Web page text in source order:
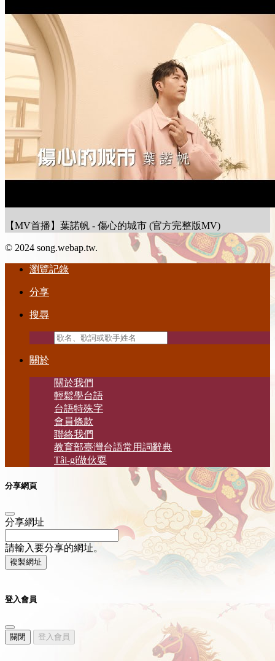
【MV首播】葉諾帆 - 傷心的城市 (官方完整版MV)
© 2024 song.webap.tw.
瀏覽記錄
分享
搜尋
關於
關於我們
輕鬆學台語
台語特殊字
會員條款
聯絡我們
教育部臺灣台語常用詞辭典
Tâi-gí做伙耍
分享網頁
分享網址
請輸入要分享的網址。
複製網址
登入會員
關閉 登入會員